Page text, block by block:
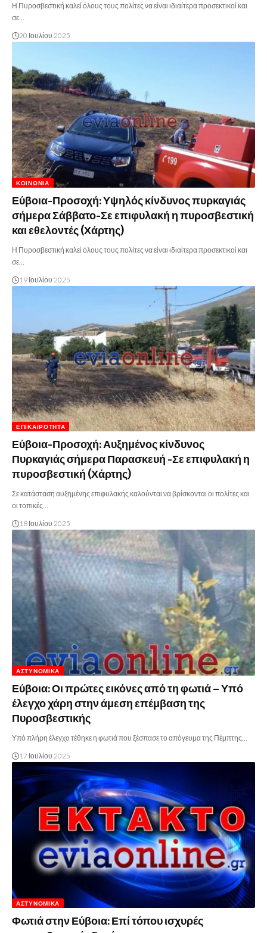
Η Πυροσβεστική καλεί όλους τους πολίτες να είναι ιδιαίτερα προσεκτικοί και
σε…
20 Ιουλίου 2025
ΚΟΙΝΩΝΊΑ
Εύβοια-Προσοχή: Υψηλός κίνδυνος πυρκαγιάς
σήμερα Σάββατο-Σε επιφυλακή η πυροσβεστική
και εθελοντές (Χάρτης)
Η Πυροσβεστική καλεί όλους τους πολίτες να είναι ιδιαίτερα προσεκτικοί και
σε…
19 Ιουλίου 2025
ΕΠΙΚΑΙΡΌΤΗΤΑ
Εύβοια-Προσοχή: Αυξημένος κίνδυνος
Πυρκαγιάς σήμερα Παρασκευή -Σε επιφυλακή η
πυροσβεστική (Χάρτης)
Σε κατάσταση αυξημένης επιφυλακής καλούνται να βρίσκονται οι πολίτες και
οι τοπικές…
18 Ιουλίου 2025
ΑΣΤΥΝΟΜΙΚΆ
Εύβοια: Οι πρώτες εικόνες από τη φωτιά – Υπό
έλεγχο χάρη στην άμεση επέμβαση της
Πυροσβεστικής
Υπό πλήρη έλεγχο τέθηκε η φωτιά που ξέσπασε το απόγευμα της Πέμπτης…
17 Ιουλίου 2025
ΑΣΤΥΝΟΜΙΚΆ
Φωτιά στην Εύβοια: Επί τόπου ισχυρές